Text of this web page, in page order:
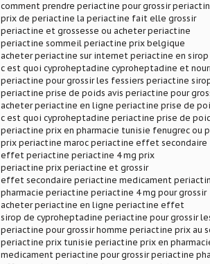
comment prendre periactine pour grossir
prix de periactine la periactine fait elle grossir
periactine et grossesse ou acheter periactine
periactine sommeil periactine prix belgique
acheter periactine sur internet periactine en sirop
c est quoi cyproheptadine cyproheptadine et
periactine pour grossir les fessiers periactine
periactine prise de poids avis periactine pour
acheter periactine en ligne periactine prise de
c est quoi cyproheptadine periactine prise de
periactine prix en pharmacie tunisie fenugrec ou
prix periactine maroc periactine effet secondaire
effet periactine periactine 4 mg prix
periactine prix periactine et grossir
effet secondaire periactine medicament
pharmacie periactine periactine 4 mg pour grossir
acheter periactine en ligne periactine effet
sirop de cyproheptadine periactine pour grossir
periactine pour grossir homme periactine prix au
periactine prix tunisie periactine prix en
medicament periactine pour grossir periactine